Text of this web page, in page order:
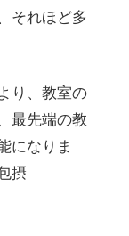
それほど多
り、教室の
最先端の教
になりま
摂